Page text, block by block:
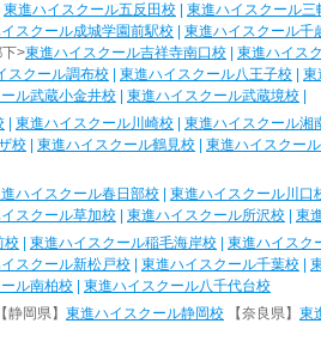
東進ハイスクール五反田校 東進ハイスクール三
スクール成城学園前駅校 東進ハイスクール千
>東進ハイスクール吉祥寺南口校 東進ハイス
スクール調布校 東進ハイスクール八王子校 東
ル武蔵小金井校 東進ハイスクール武蔵境校
東進ハイスクール川崎校 東進ハイスクール湘
校 東進ハイスクール鶴見校 東進ハイスクー
ハイスクール春日部校 東進ハイスクール川口
スクール草加校 東進ハイスクール所沢校 東
校 東進ハイスクール稲毛海岸校 東進ハイスク
スクール新松戸校 東進ハイスクール千葉校
ル南柏校
東進ハイスクール八千代台校
【静岡県】 東進ハイスクール静岡校 【奈良県】 東